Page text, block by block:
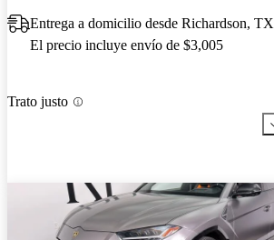
Entrega a domicilio desde Richardson, TX
El precio incluye envío de $3,005
Trato justo